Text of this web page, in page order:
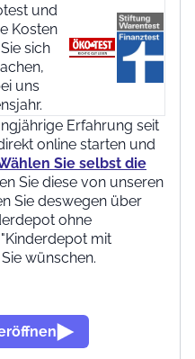
und
Kosten
sich
uns
Erfahrung seit
online starten und
Sie selbst die
Sie diese von unseren
Sie deswegen über
ohne
mit
wünschen.